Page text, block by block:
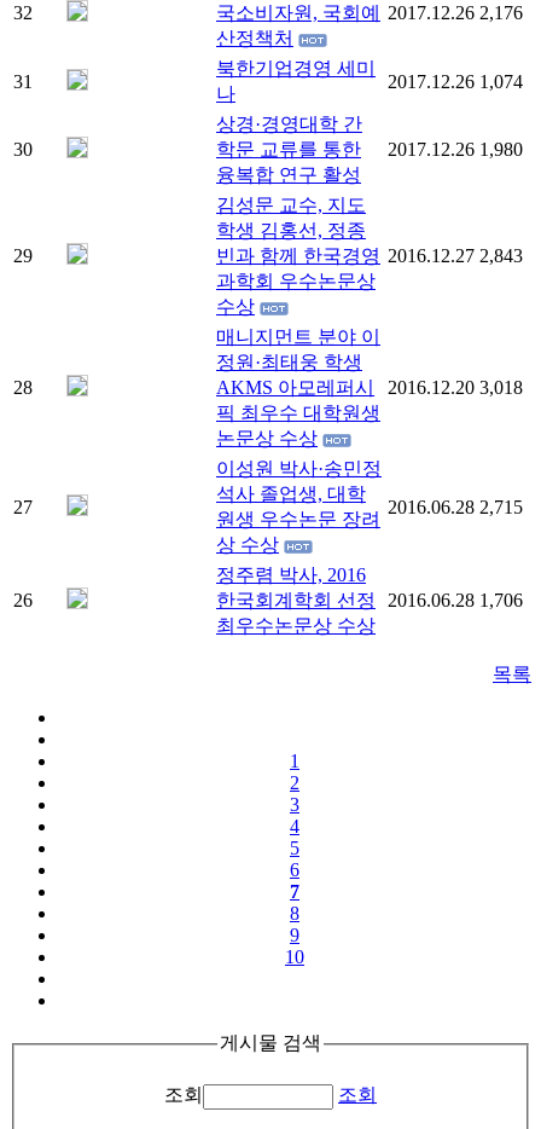
32
국소비자원, 국회예
산정책처
2017.12.26 2,176
31
북한기업경영 세미
나
2017.12.26 1,074
30
상경·경영대학 간
학문 교류를 통한
융복합 연구 활성
2017.12.26 1,980
29
김성문 교수, 지도
학생 김홍선, 정종
빈과 함께 한국경영
과학회 우수논문상
수상
2016.12.27 2,843
28
매니지먼트 분야 이
정원·최태웅 학생
AKMS 아모레퍼시
픽 최우수 대학원생
논문상 수상
2016.12.20 3,018
27
이성원 박사·송민정
석사 졸업생, 대학
원생 우수논문 장려
상 수상
2016.06.28 2,715
26
정주렴 박사, 2016
한국회계학회 선정
최우수논문상 수상
2016.06.28 1,706
목록
1
2
3
4
5
6
7
8
9
10
게시물 검색
조회 조회